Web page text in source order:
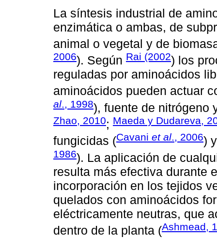
La síntesis industrial de
enzimática o ambas, de
animal o vegetal y de
2006). Según Rai (2002) los
reguladas por aminoácidos
aminoácidos pueden actuar
al ., 1998), fuente de nitrógeno
Zhao, 2010; Maeda y Dudareva,
fungicidas (Cavani et al., 2006)
1986). La aplicación de
resulta más efectiva durante
incorporación en los tejidos
quelados con aminoácidos
eléctricamente neutras, que
dentro de la planta (Ashmead,